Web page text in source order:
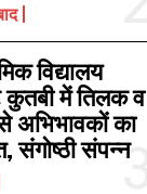
विद्यालय
कुतबी में तिलक व
अभिभावकों का
संगोष्ठी संपन्न